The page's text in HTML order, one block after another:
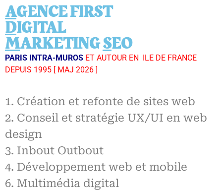
AGENCE FIRST
DIGITAL
MARKETINGSEO
PARIS INTRA-MUROS ET AUTOUR EN ILE DE FRANCE
DEPUIS 1995 [ MAJ 2026 ]
1. Création et refonte de sites web
2. Conseil et stratégie UX/UI en web
design
3. Inbout Outbout
4. Développement web et mobile
6. Multimédia digital